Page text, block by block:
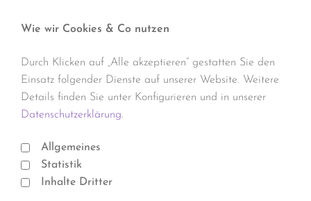
Wie wir Cookies & Co nutzen
Durch Klicken auf „Alle akzeptieren“ gestatten Sie den
Einsatz folgender Dienste auf unserer Website. Weitere
Details finden Sie unter Konfigurieren und in unserer
Datenschutzerklärung.
Allgemeines
Statistik
Inhalte Dritter